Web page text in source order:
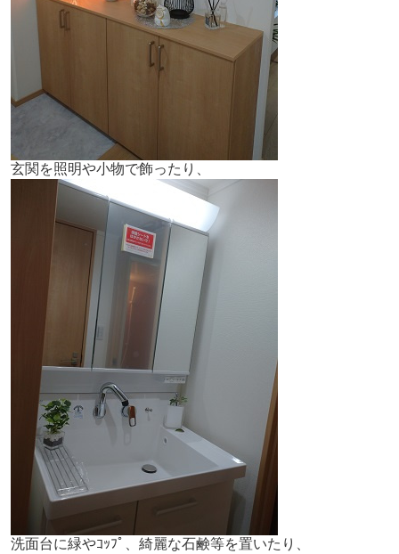
玄関を照明や小物で飾ったり、
洗面台に緑やｺｯﾌﾟ、綺麗な石鹸等を置いたり、